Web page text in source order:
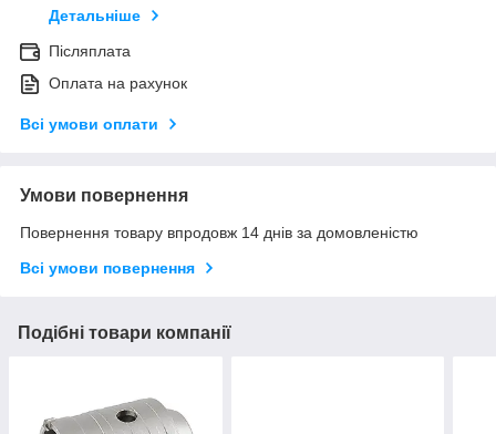
Детальніше
Післяплата
Оплата на рахунок
Всі умови оплати
Умови повернення
Повернення товару впродовж 14 днів за домовленістю
Всі умови повернення
Подібні товари компанії